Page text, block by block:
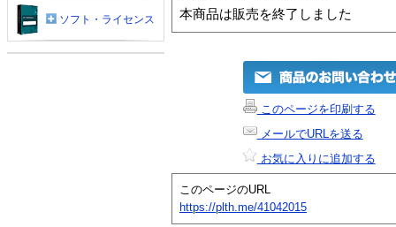
本商品は販売を終了しました
このページを印刷する
メールでURLを送る
お気に入りに追加する
このページのURL
https://plth.me/41042015
ソフト・ライセンス